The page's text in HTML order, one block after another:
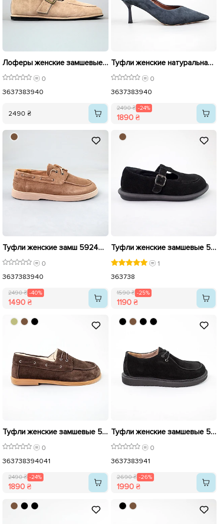
Лоферы женские замшевые 594323 Бежевые
0
3637383940
2490 ₴
Туфли женские натуральная замша 594213 Синие распродажа
0
3637383940
2490 ₴ -24%
1890 ₴
Туфли женские замш 592403 Бежевые распродажа
0
3637383940
2490 ₴ -40%
1490 ₴
Туфли женские замшевые 592956 Черные распродажа
1
363738
1590 ₴ -25%
1190 ₴
Туфли женские замшевые 592405 Коричневые распродажа
0
363738394041
2490 ₴ -24%
1890 ₴
Туфли женские замшевые 592637 Черные распродажа
0
3637383941
2690 ₴ -26%
1990 ₴